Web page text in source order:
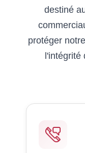
destiné
protéger